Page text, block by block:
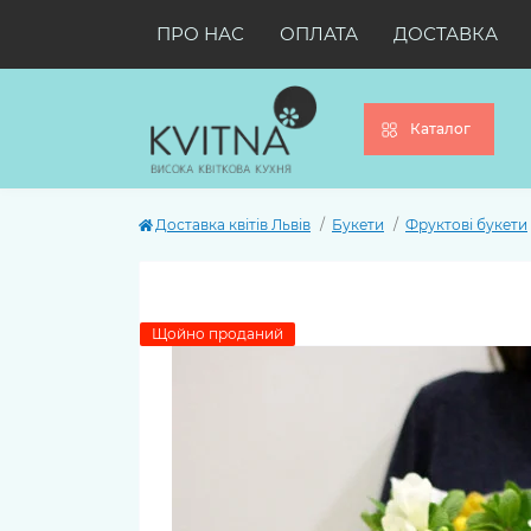
ПРО НАС ОПЛАТА ДОСТАВКА
Каталог
Доставка квітів Львів Букети Фруктові букети
Щойно проданий